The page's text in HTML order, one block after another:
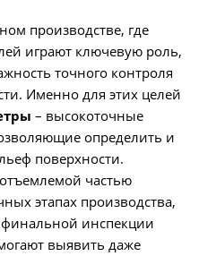
производстве, где
играют ключевую роль,
точного контроля
Именно для этих целей
– высокоточные
определить и
поверхности.
частью
этапах производства,
инспекции
выявить даже